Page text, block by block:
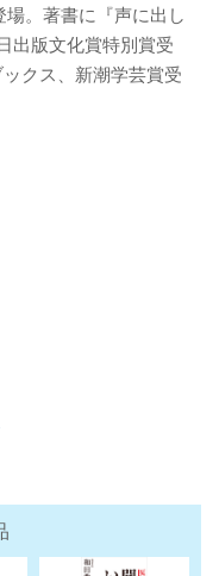
。著書に『声に出し
出版文化賞特別賞受
クス、新潮学芸賞受